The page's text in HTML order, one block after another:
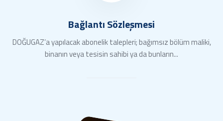
Bağlantı Sözleşmesi
DOĞUGAZ’a yapılacak abonelik talepleri; bağımsız bölüm maliki,
binanın veya tesisin sahibi ya da bunların...